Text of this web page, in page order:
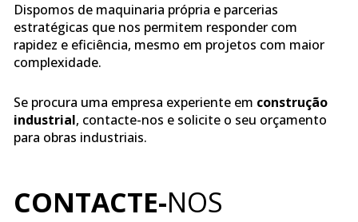
Dispomos de maquinaria própria e parcerias
estratégicas que nos permitem responder com
rapidez e eficiência, mesmo em projetos com maior
complexidade.
Se procura uma empresa experiente em construção
industrial, contacte-nos e solicite o seu orçamento
para obras industriais.
CONTACTE-NOS